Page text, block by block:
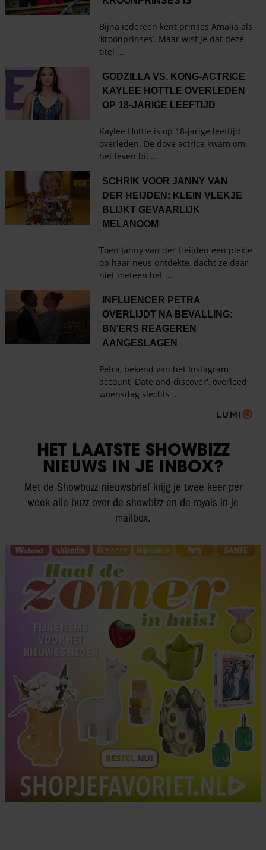
HET LAATSTE SHOWBIZZ
NIEUWS IN JE INBOX?
Met de Showbuzz-nieuwsbrief krijg je twee keer per
week alle buzz over de showbizz en de royals in je
mailbox.